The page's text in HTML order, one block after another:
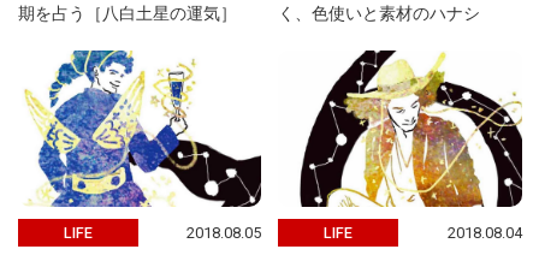
期を占う［八白土星の運気］
く、色使いと素材のハナシ
LIFE 2018.08.05 LIFE 2018.08.04